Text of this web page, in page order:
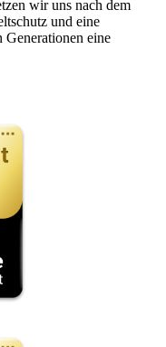
wir uns nach dem
und eine
eine